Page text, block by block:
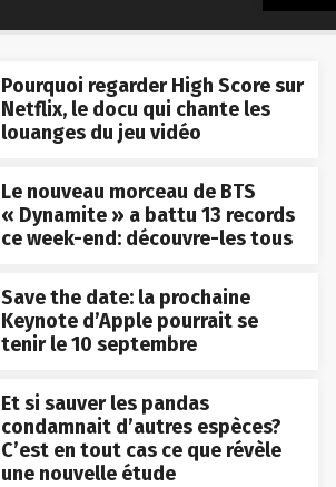
Pourquoi regarder High Score sur
Netflix, le docu qui chante les
louanges du jeu vidéo
Le nouveau morceau de BTS
« Dynamite » a battu 13 records
ce week-end: découvre-les tous
Save the date: la prochaine
Keynote d’Apple pourrait se
tenir le 10 septembre
Et si sauver les pandas
condamnait d’autres espèces?
C’est en tout cas ce que révèle
une nouvelle étude